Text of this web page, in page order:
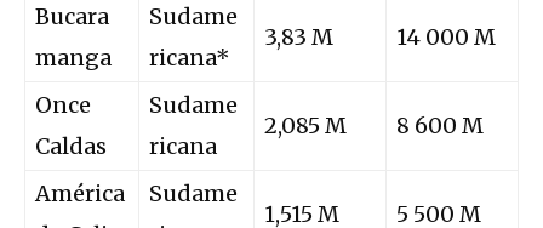
Bucara
manga
Sudame
ricana*
3,83 M 14 000 M
Once
Caldas
Sudame
ricana
2,085 M 8 600 M
América
Sudame
1,515 M 5 500 M